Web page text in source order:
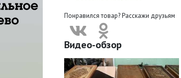
Понравился товар? Расскажи друзьям
Видео-обзор